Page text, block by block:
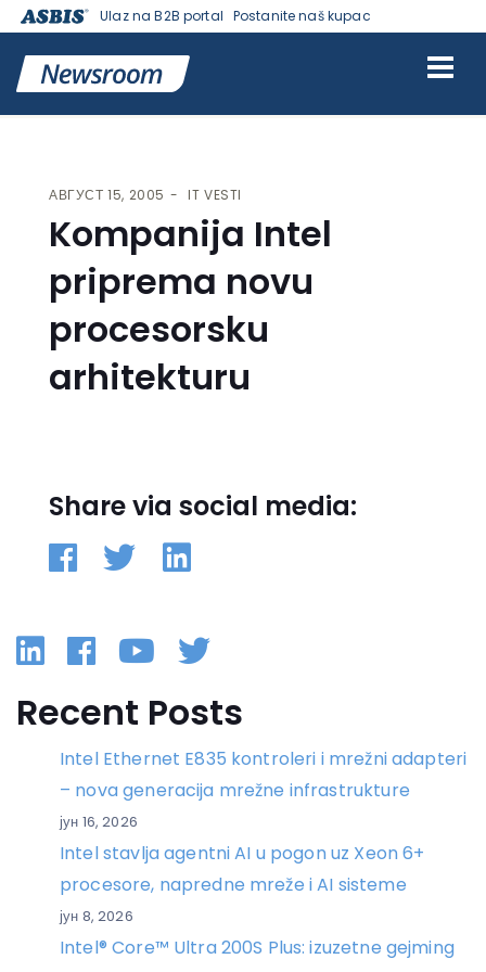
Ulaz na B2B portal Postanite naš kupac
NOVU PROCESORSKU ARHITEKTURU
АВГУСТ 15, 2005 IT VESTI
Kompanija Intel
priprema novu
procesorsku
arhitekturu
Share via social media:
Linkedin
Facebook
YouTube
Twitter
Recent Posts
Intel Ethernet E835 kontroleri i mrežni adapteri
– nova generacija mrežne infrastrukture
јун 16, 2026
Intel stavlja agentni AI u pogon uz Xeon 6+
procesore, napredne mreže i AI sisteme
јун 8, 2026
Intel® Core™ Ultra 200S Plus: izuzetne gejming